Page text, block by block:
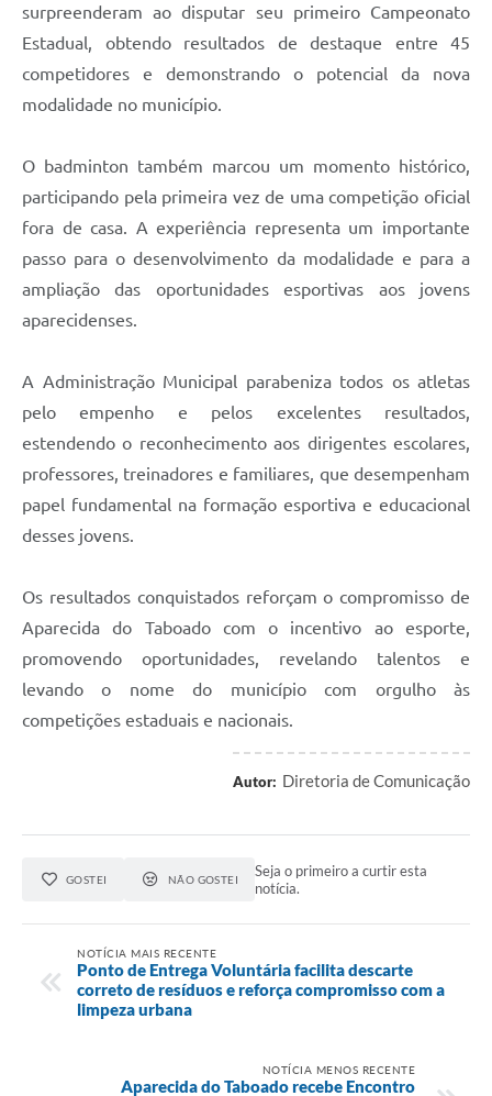
surpreenderam ao disputar seu primeiro Campeonato
Estadual, obtendo resultados de destaque entre 45
competidores e demonstrando o potencial da nova
modalidade no município.
O badminton também marcou um momento histórico,
participando pela primeira vez de uma competição oficial
fora de casa. A experiência representa um importante
passo para o desenvolvimento da modalidade e para a
ampliação das oportunidades esportivas aos jovens
aparecidenses.
A Administração Municipal parabeniza todos os atletas
pelo empenho e pelos excelentes resultados,
estendendo o reconhecimento aos dirigentes escolares,
professores, treinadores e familiares, que desempenham
papel fundamental na formação esportiva e educacional
desses jovens.
Os resultados conquistados reforçam o compromisso de
Aparecida do Taboado com o incentivo ao esporte,
promovendo oportunidades, revelando talentos e
levando o nome do município com orgulho às
competições estaduais e nacionais.
Autor: Diretoria de Comunicação
GOSTEI NÃO GOSTEI
Seja o primeiro a curtir esta
notícia.
NOTÍCIA MAIS RECENTE
Ponto de Entrega Voluntária facilita descarte
correto de resíduos e reforça compromisso com a
limpeza urbana
NOTÍCIA MENOS RECENTE
Aparecida do Taboado recebe Encontro